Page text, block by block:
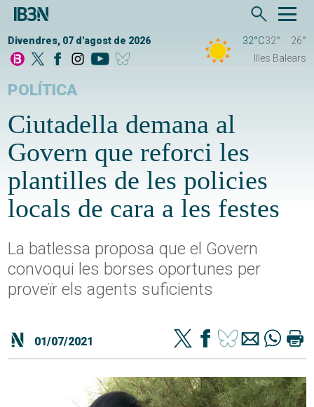
Divendres, 07 d'agost de 2026 32°C32°
26°
Illes Balears
POLÍTICA
Ciutadella demana al
Govern que reforci les
plantilles de les policies
locals de cara a les festes
La batlessa proposa que el Govern
convoqui les borses oportunes per
proveïr els agents suficients
01/07/2021